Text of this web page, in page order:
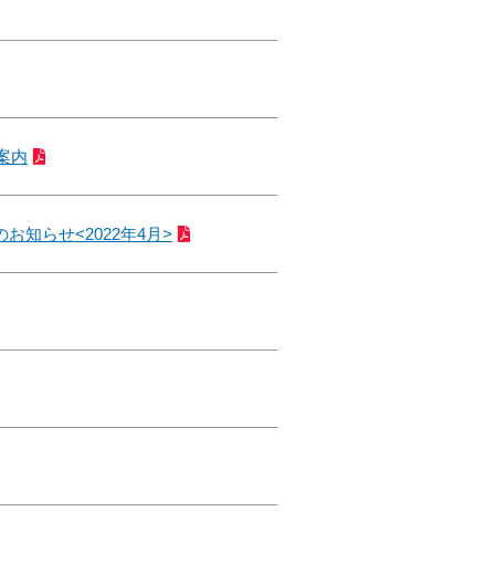
内
お知らせ<2022年4月>